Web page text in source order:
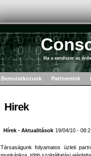
Ha a rendszer az
Bemutatkozunk Partnereink
Hirek
Hírek - Aktualitások 19/04/10 -
Társaságunk folyamatos üzleti